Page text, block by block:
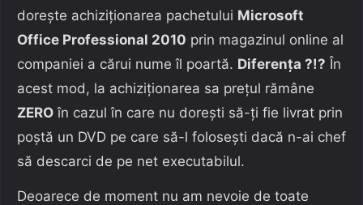
doreşte achiziţionarea pachetului Microsoft
Office Professional 2010 prin magazinul online al
companiei a cărui nume îl poartă. Diferenţa ?!? În
acest mod, la achiziţionarea sa preţul rămâne
ZERO în cazul în care nu doreşti să-ţi fie livrat prin
poştă un DVD pe care să-l foloseşti dacă n-ai chef
să descarci de pe net executabilul.
Deoarece de moment nu am nevoie de toate